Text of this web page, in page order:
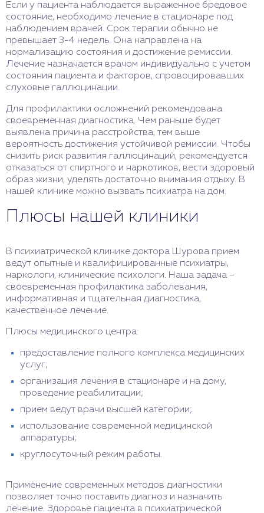
Если у пациента наблюдается выраженное бредовое
состояние, необходимо лечение в стационаре под
наблюдением врачей. Срок терапии обычно не
превышает 3-4 недель. Она направлена на
нормализацию состояния и достижение ремиссии.
Лечение назначается врачом индивидуально с учетом
состояния пациента и факторов, спровоцировавших
слуховые галлюцинации.
Для профилактики осложнений рекомендована
своевременная диагностика. Чем раньше будет
выявлена причина расстройства, тем выше
вероятность достижения устойчивой ремиссии. Чтобы
снизить риск развития галлюцинаций, рекомендуется
отказаться от спиртного и наркотиков, вести здоровый
образ жизни, уделять достаточно внимания отдыху. В
нашей клинике можно вызвать психиатра на дом.
Плюсы нашей клиники
В психиатрической клинике доктора Шурова прием
ведут опытные и квалифицированные психиатры,
наркологи, клинические психологи. Наша задача –
своевременная профилактика заболевания,
информативная и тщательная диагностика,
качественное лечение.
Плюсы медицинского центра:
предоставление полного комплекса медицинских
услуг;
организация лечения в стационаре и на дому,
проведение реабилитации;
прием ведут врачи высшей категории;
использование современной медицинской
аппаратуры;
круглосуточный режим работы.
Применение современных методов диагностики
позволяет точно поставить диагноз и назначить
лечение. Здоровье пациента в психиатрической